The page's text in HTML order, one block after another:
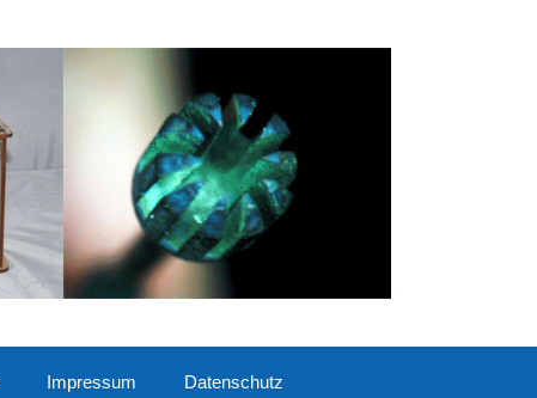
Impressum Datenschutz